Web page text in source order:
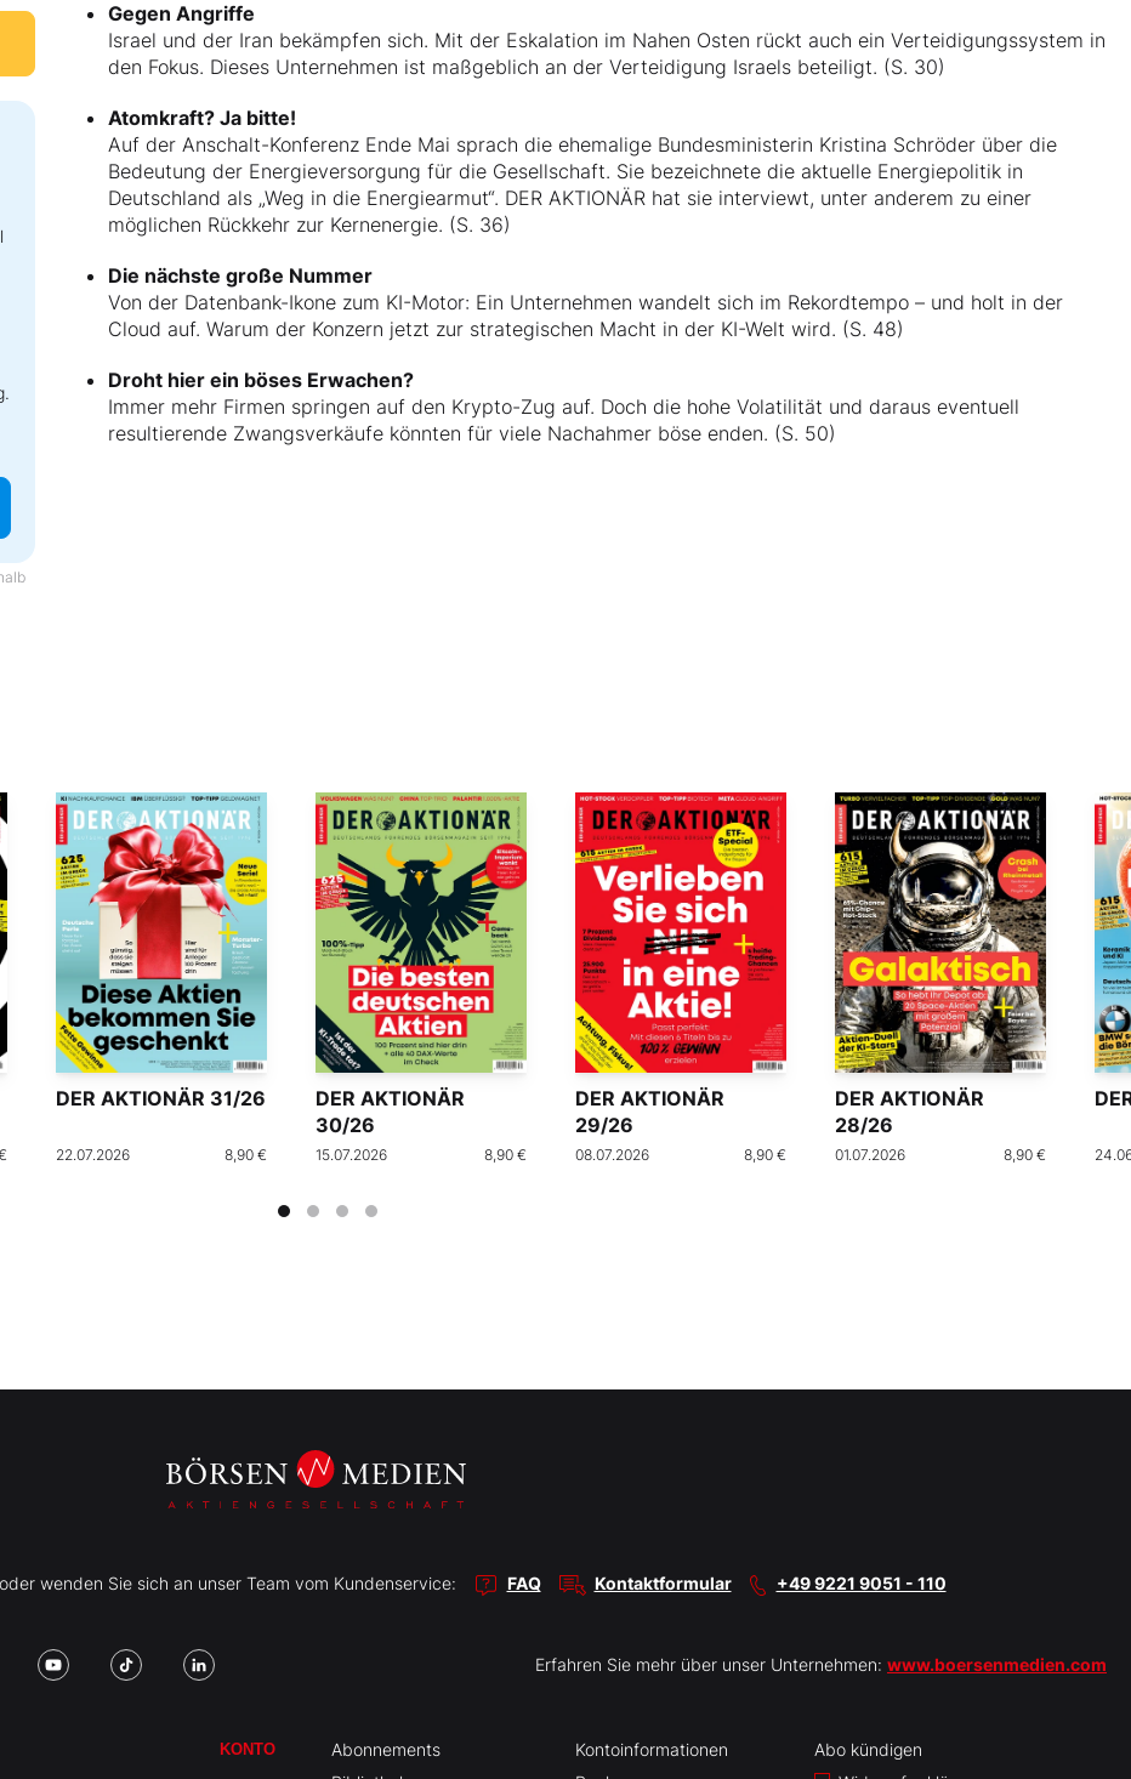
Gegen Angriffe
Israel und der Iran bekämpfen sich. Mit der Eskalation im Nahen Osten rückt auch ein Verteidigungssystem in
den Fokus. Dieses Unternehmen ist maßgeblich an der Verteidigung Israels beteiligt. (S. 30)
Atomkraft? Ja bitte!
Auf der Anschalt-Konferenz Ende Mai sprach die ehemalige Bundesministerin Kristina Schröder über die
Bedeutung der Energieversorgung für die Gesellschaft. Sie bezeichnete die aktuelle Energiepolitik in
Deutschland als „Weg in die Energiearmut“. DER AKTIONÄR hat sie interviewt, unter anderem zu einer
möglichen Rückkehr zur Kernenergie. (S. 36)
Die nächste große Nummer
Von der Datenbank-Ikone zum KI-Motor: Ein Unternehmen wandelt sich im Rekordtempo – und holt in der
Cloud auf. Warum der Konzern jetzt zur strategischen Macht in der KI-Welt wird. (S. 48)
Droht hier ein böses Erwachen?
Immer mehr Firmen springen auf den Krypto-Zug auf. Doch die hohe Volatilität und daraus eventuell
resultierende Zwangsverkäufe könnten für viele Nachahmer böse enden. (S. 50)
DER AKTIONÄR 31/26
22.07.2026 8,90 €
DER AKTIONÄR
30/26
15.07.2026 8,90 €
DER AKTIONÄR
29/26
08.07.2026 8,90 €
DER AKTIONÄR
28/26
01.07.2026 8,90 €
wenden Sie sich an unser Team vom Kundenservice: FAQ Kontaktformular +49 9221 9051 - 110
Erfahren Sie mehr über unser Unternehmen: www.boersenmedien.com
KONTO
Abonnements
Kontoinformationen
Abo kündigen